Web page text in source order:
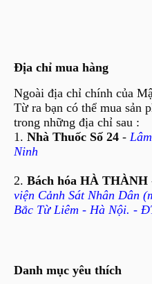
Địa chỉ mua hàng
Ngoài địa chỉ chính của
Từ ra bạn có thể mua sản
trong những địa chỉ sau :
1. Nhà Thuốc Số 24 -
Ninh
2. Bách hóa HÀ THÀNH
viện Cảnh Sát Nhân Dân
Bắc Từ Liêm - Hà Nội. -
Danh mục yêu thích